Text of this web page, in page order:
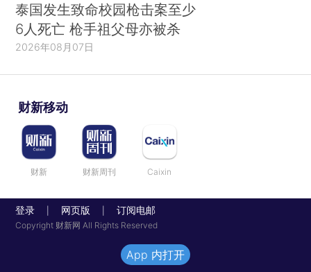
泰国发生致命校园枪击案至少
6人死亡 枪手祖父母亦被杀
2026年08月07日
财新移动
财新 财新周刊 Caixin
登录 网页版 订阅电邮
Copyright 财新网 All Rights Reserved
App 内打开